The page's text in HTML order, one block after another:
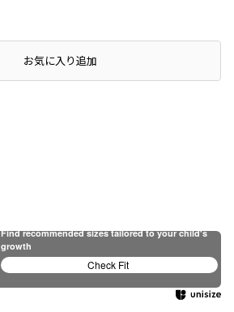
お気に入り追加
Find recommended sizes tailored to your child's
growth
Check Fit